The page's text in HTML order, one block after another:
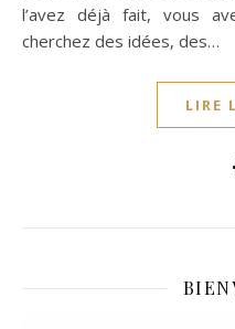
l’avez déjà fait, vous
cherchez des idées, des…
LIRE